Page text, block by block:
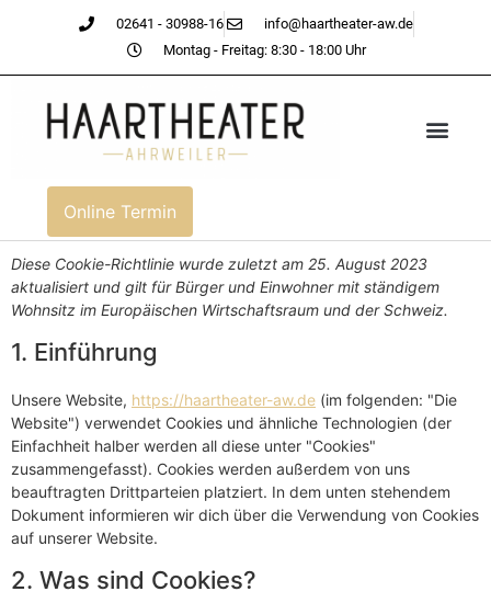
02641 - 30988-16
info@haartheater-aw.de
Montag - Freitag: 8:30 - 18:00 Uhr
Online Termin
Diese Cookie-Richtlinie wurde zuletzt am 25. August 2023
aktualisiert und gilt für Bürger und Einwohner mit ständigem
Wohnsitz im Europäischen Wirtschaftsraum und der Schweiz.
1. Einführung
Unsere Website, https://haartheater-aw.de (im folgenden: "Die
Website") verwendet Cookies und ähnliche Technologien (der
Einfachheit halber werden all diese unter "Cookies"
zusammengefasst). Cookies werden außerdem von uns
beauftragten Drittparteien platziert. In dem unten stehendem
Dokument informieren wir dich über die Verwendung von Cookies
auf unserer Website.
2. Was sind Cookies?